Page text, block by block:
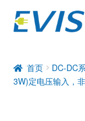
DC-DC系列
工业通信模块
首页 DC-DC
3W)定电压输入，